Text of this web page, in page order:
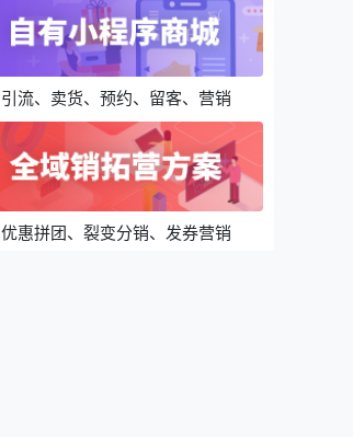
引流、卖货、预约、留客、营销
优惠拼团、裂变分销、发券营销